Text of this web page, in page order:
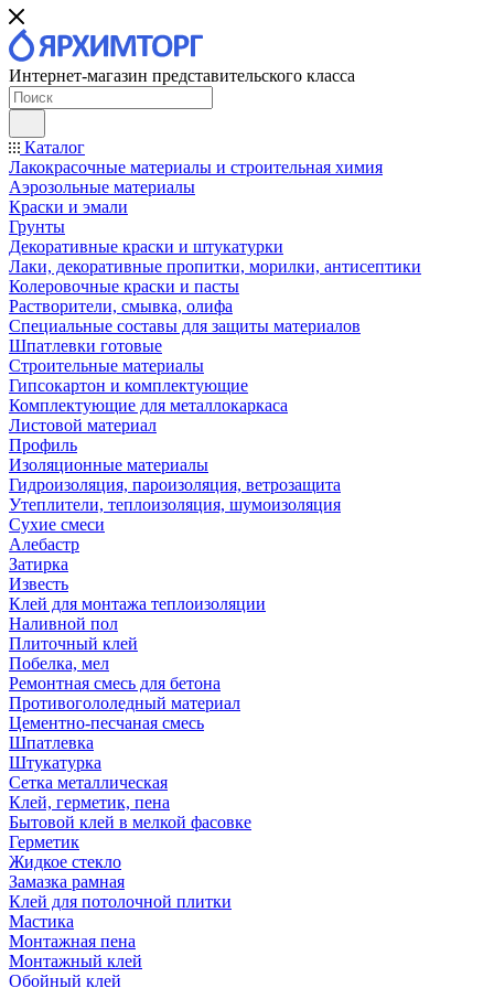
Интернет-магазин представительского класса
Каталог
Лакокрасочные материалы и строительная химия
Аэрозольные материалы
Краски и эмали
Грунты
Декоративные краски и штукатурки
Лаки, декоративные пропитки, морилки, антисептики
Колеровочные краски и пасты
Растворители, смывка, олифа
Специальные составы для защиты материалов
Шпатлевки готовые
Строительные материалы
Гипсокартон и комплектующие
Комплектующие для металлокаркаса
Листовой материал
Профиль
Изоляционные материалы
Гидроизоляция, пароизоляция, ветрозащита
Утеплители, теплоизоляция, шумоизоляция
Сухие смеси
Алебастр
Затирка
Известь
Клей для монтажа теплоизоляции
Наливной пол
Плиточный клей
Побелка, мел
Ремонтная смесь для бетона
Противогололедный материал
Цементно-песчаная смесь
Шпатлевка
Штукатурка
Сетка металлическая
Клей, герметик, пена
Бытовой клей в мелкой фасовке
Герметик
Жидкое стекло
Замазка рамная
Клей для потолочной плитки
Мастика
Монтажная пена
Монтажный клей
Обойный клей